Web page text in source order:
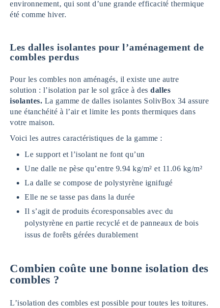
environnement, qui sont d’une grande efficacité thermique
été comme hiver.
Les dalles isolantes pour l’aménagement de
combles perdus
Pour les combles non aménagés, il existe une autre
solution : l’isolation par le sol grâce à des dalles
isolantes. La gamme de dalles isolantes SolivBox 34 assure
une étanchéité à l’air et limite les ponts thermiques dans
votre maison.
Voici les autres caractéristiques de la gamme :
Le support et l’isolant ne font qu’un
Une dalle ne pèse qu’entre 9.94 kg/m² et 11.06 kg/m²
La dalle se compose de polystyrène ignifugé
Elle ne se tasse pas dans la durée
Il s’agit de produits écoresponsables avec du
polystyrène en partie recyclé et de panneaux de bois
issus de forêts gérées durablement
Combien coûte une bonne isolation des
combles ?
L’isolation des combles est possible pour toutes les toitures.